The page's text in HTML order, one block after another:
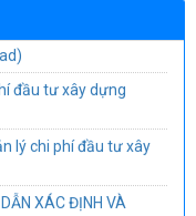
đầu tư xây dựng
lý chi phí đầu tư xây
XÁC ĐỊNH VÀ